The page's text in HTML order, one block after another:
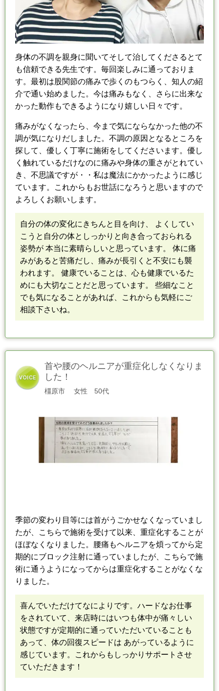
身体の不調を親身に聞いてそして治してくださるとて
も信頼できる先生です。 毎回楽しみに通っておりま
す。 最初は股関節の痛みで歩くのもつらく、知人の紹
介で通い始めました。 今は痛みもなく、さらに出来な
かった動作もできるようになり嬉しい日々です。
痛みがなくなったら、今まで気にならなかった他の不
調が気になりだしました。 不調の原因となるところを
探して、優しく丁寧に施術をしてくださいます。 優し
く触れているだけなのに痛みや身体の重さがとれてい
き、不思議ですが・・ 私は魔法にかかったように感じ
ています。
これからもお世話になろうと思いますので
よろしくお願いします。
自分の体の変化にきちんと目を向け、 よくしてい
こうと自分の体と しっかりと向き合っておられる
姿勢が 本当に素晴らしいと思っています。 体に痛
みがあると苦痛だし、痛みが長引くと不安にも襲
われます。 健康でいることは、心も健康でいるた
めにも大切なことだと思っています。 些細なこと
でも気になることがあれば、これからも気軽にご
相談下さいね。
首や腰のヘルニアが重症化しなくなりま
した！
橿原市 女性 50代
季節の変わり目等には首がうごかせなくなっていまし
たが、こちらで施術を受けて以来、 重症化することが
ほぼなくなりました。 腰痛もヘルニアを煩ってから定
期的にブロック注射に通っていましたが、
こちらで施
術に通うようになってからは重症化することがなくな
りました。
喜んでいただけてなによりです。 ハードなお仕事
をされていて、来店時にはいつも体中が痛々しい
状態ですが定期的に通っていただいていることも
あって、体の回復スピードは あがっているように
感じています。
これからもしっかりサポートさせ
ていただきます！